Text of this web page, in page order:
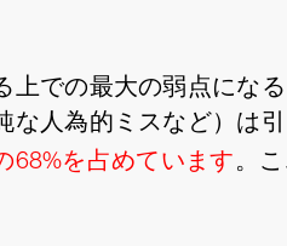
上での最大の弱点にな
な人為的ミスなど）は
68%を占めています。こ